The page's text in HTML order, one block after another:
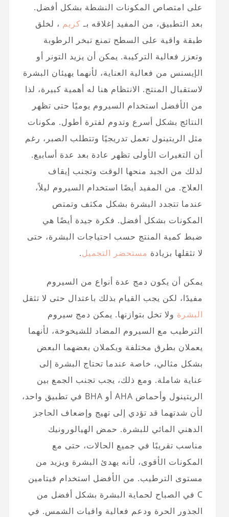
على امتصاص المكونات النشطة بشكل أفضل.
بعد التطبيق، من المفيد إغلاقه بـ كريم ، لخلق
طبقة واقية على السطح تمنع تبخر الرطوبة
وتعزز فعالية التركيبة. يمكن أن يزيد التونر أو
الإيسنس من فعالية العناية، لأنهما يهيئان البشرة
لاستقبال المنتج. الانتظام هنا له أهمية كبيرة، لذا
من الأفضل استخدام السيروم يوميًا حتى تظهر
النتائج بشكل أسرع وتدوم لفترة أطول. مكونات
مثل الريتينول تعمل تدريجيًا وتتطلب الصبر، رغم
أن التغيرات الأولى تظهر عادة بعد عدة أسابيع.
لذلك من الجيد منحها الوقت وتجنب إيقاف
العلاج. من المفيد أيضًا استخدام السيروم ليلاً،
عندما تتجدد البشرة بشكل مكثف وتمتص
المكونات بشكل أفضل. فكرة جيدة أيضًا هي
ضبط كمية المنتج حسب احتياجات البشرة، حتى
لا تثقلها بزيادة مستحضر التجميل.
يمكن أن يكون دمج عدة أنواع من السيروم
مفيدًا، لكن يجب القيام بذلك باعتدال حتى لا تثقل
البشرة ولا تخل بتوازنها. يمكن دمج سيروم
الترطيب مع السيروم المضاد للشيخوخة، لأنهما
يعملان بطرق مختلفة ويكملان بعضهما البعض
بشكل مثالي، خاصة عندما تحتاج البشرة إلى
عناية شاملة. ومع ذلك، يجب تجنب الجمع بين
الريتينول وأحماض AHA أو BHA في تطبيق واحد،
لأن شدتهما قد تؤدي إلى تهيج وإضعاف الحاجز
الدهني المائي للبشرة. حمض الهيالورونيك
مناسب تقريبًا في جميع الحالات، حتى مع
المكونات الأقوى، لأنه يهدئ البشرة ويزيد من
مستوى الترطيب. من الأفضل استخدام فيتامين
C في الصباح لحماية البشرة بشكل أفضل من
الجذور الحرة ودعم فعالية واقيات الشمس. في